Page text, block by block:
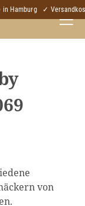
in Hamburg ✓
von